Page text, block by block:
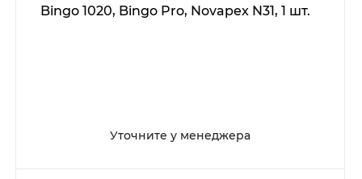
Bingo 1020, Bingo Pro, Novapex N31, 1 шт.
Уточните у менеджера